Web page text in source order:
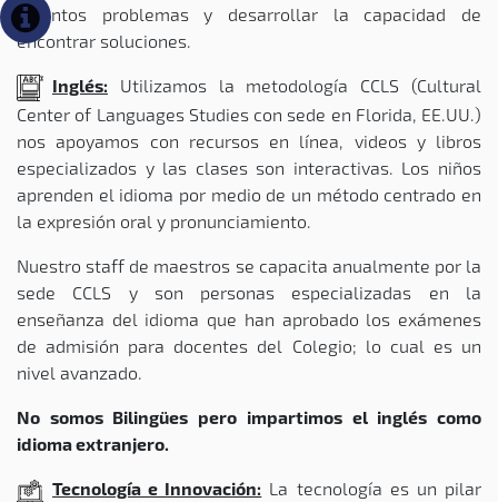
distintos problemas y desarrollar la capacidad de
encontrar soluciones.
Inglés: Utilizamos la metodología CCLS (Cultural
Center of Languages Studies con sede en Florida, EE.UU.)
nos apoyamos con recursos en línea, videos y libros
especializados y las clases son interactivas. Los niños
aprenden el idioma por medio de un método centrado en
la expresión oral y pronunciamiento.
Nuestro staff de maestros se capacita anualmente por la
sede CCLS y son personas especializadas en la
enseñanza del idioma que han aprobado los exámenes
de admisión para docentes del Colegio; lo cual es un
nivel avanzado.
No somos Bilingües pero impartimos el inglés como
idioma extranjero.
Tecnología e Innovación: La tecnología es un pilar